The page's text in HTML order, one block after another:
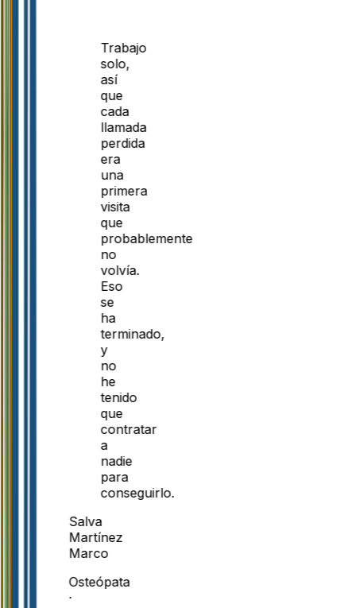
Trabajo
solo,
así
que
cada
llamada
perdida
era
una
primera
visita
que
probablemente
no
volvía.
Eso
se
ha
terminado,
y
no
he
tenido
que
contratar
a
nadie
para
conseguirlo.
Salva
Martínez
Marco
Osteópata
·